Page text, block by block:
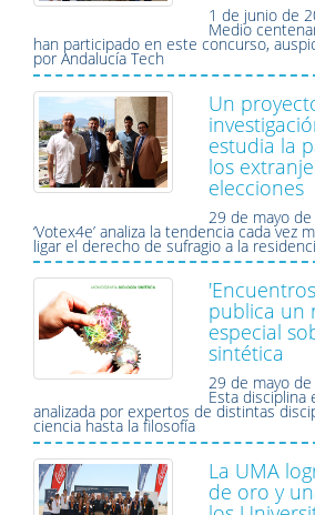
1 de junio de
Medio
han participado en este concurso,
por Andalucía Tech
Un
estudia la
los
elecciones
29 de mayo
‘Votex4e’ analiza la tendencia cada vez
ligar el derecho de sufragio a la
publica un
especial
sintética
29 de mayo
Esta disciplina
analizada por expertos de distintas
ciencia hasta la filosofía
La UMA
de oro y